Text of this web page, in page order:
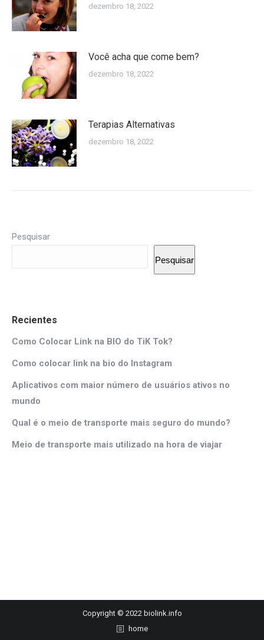
dezembro 18, 2022
Você acha que come bem?
dezembro 18, 2022
Terapias Alternativas
dezembro 18, 2022
Pesquisar
Pesquisar
Recientes
Como Colocar Link na BIO do TiK Tok?
Como colocar link na bio do Instagram
Aplicativos com maior número de usuários ativos no
mundo
Qual é o meio de transporte mais seguro do mundo?
Meio de transporte mais utilizado na hora de viajar
Copyright © 2022 biolink.info
home